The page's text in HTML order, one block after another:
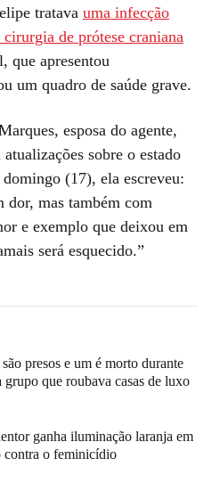
tratava uma infecção
de prótese craniana
que apresentou
um quadro de saúde grave.
esposa do agente,
sobre o estado
(17), ela escreveu:
dor, mas também com
e exemplo que deixou em
será esquecido.”
presos e um é morto durante
grupo que roubava casas de luxo
ganha iluminação laranja em
contra o feminicídio